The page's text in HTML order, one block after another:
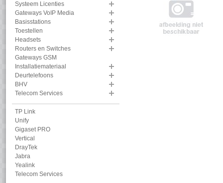
Systeem Licenties
Gateways VoIP Media
Basisstations
Toestellen
Headsets
Routers en Switches
Gateways GSM
Installatiemateriaal
Deurtelefoons
BHV
Telecom Services
TP Link
Unify
Gigaset PRO
Vertical
DrayTek
Jabra
Yealink
Telecom Services